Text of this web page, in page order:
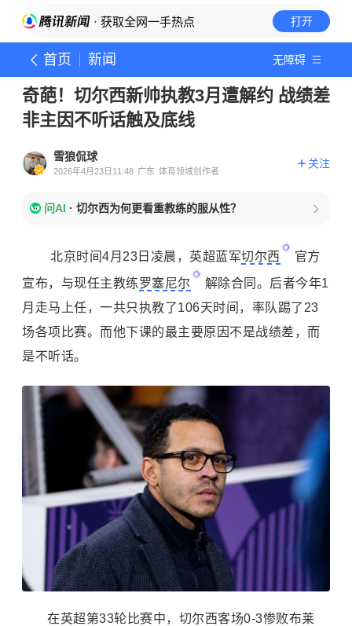
· 获取全网一手热点 打开
首页 新闻 无障碍
奇葩！切尔西新帅执教3月遭解约 战绩差
非主因不听话触及底线
雪狼侃球
2026年4月23日11:48 广东 体育领域创作者
关注
问AI · 切尔西为何更看重教练的服从性？
北京时间4月23日凌晨，英超蓝军切尔西
官方
宣布，与现任主教练罗塞尼尔
解除合同。后者今年1
月走马上任，一共只执教了106天时间，率队踢了23
场各项比赛。而他下课的最主要原因不是战绩差，而
是不听话。
在英超第33轮比赛中，切尔西客场0-3惨败布莱